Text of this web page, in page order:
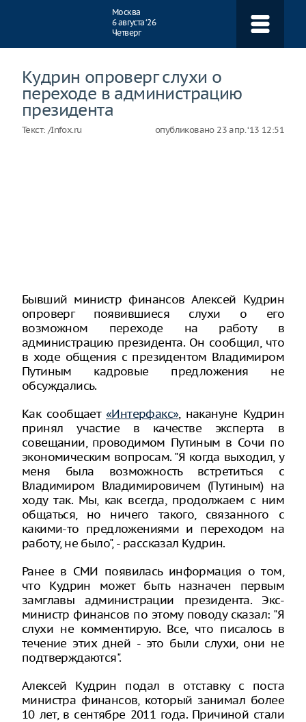
Москва
6 августа ‘26
Четверг
Кудрин опроверг слухи о
переходе в администрацию
президента
Текст: /Infox.ru опубликовано 23 апр. ‘13 12:51
Бывший министр финансов Алексей Кудрин
опроверг появившиеся слухи о его
возможном переходе на работу в
администрацию президента. Он сообщил, что
в ходе общения с президентом Владимиром
Путиным кадровые предложения не
обсуждались.
Как сообщает «Интерфакс», накануне Кудрин
принял участие в качестве эксперта в
совещании, проводимом Путиным в Сочи по
экономическим вопросам. "Я когда выходил, у
меня была возможность встретиться с
Владимиром Владимировичем (Путиным) на
ходу так. Мы, как всегда, продолжаем с ним
общаться, но ничего такого, связанного с
какими-то предложениями и переходом на
работу, не было", - рассказал Кудрин.
Ранее в СМИ появилась информация о том,
что Кудрин может быть назначен первым
замглавы администрации президента. Экс-
министр финансов по этому поводу сказал: "Я
слухи не комментирую. Все, что писалось в
течение этих дней - это были слухи, они не
подтверждаются".
Алексей Кудрин подал в отставку с поста
министра финансов, который занимал более
10 лет, в сентябре 2011 года. Причиной стали